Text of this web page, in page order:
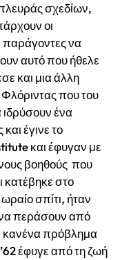
σχεδίων,
οι
παράγοντες να
αυτό που ήθελε
και μια άλλη
Φλόριντας που του
ιδρύσουν ένα
έγινε το
και έφυγαν με
βοηθούς που
κατέβηκε στο
σπίτι, ήταν
να περάσουν από
κανένα πρόβλημα
έφυγε από τη ζωή